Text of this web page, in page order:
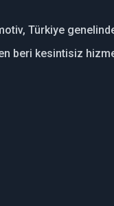
Türkiye
beri kesintisiz